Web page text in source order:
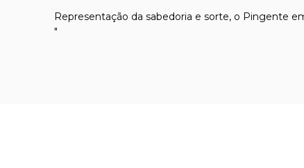
Representação da sabedoria e sorte, o Pingente
"